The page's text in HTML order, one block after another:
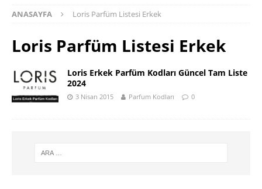
ANASAYFA Loris Parfüm Listesi Erkek
Loris Parfüm Listesi Erkek
Loris Erkek Parfüm Kodları Güncel Tam Liste
2024
3 Nisan 2015 Parfum Kodları 0